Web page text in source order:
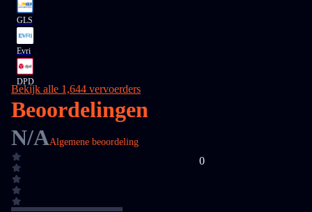
GLS
Evri
DPD
Bekijk alle 1,644 vervoerders
Beoordelingen
N/AAlgemene beoordeling
0